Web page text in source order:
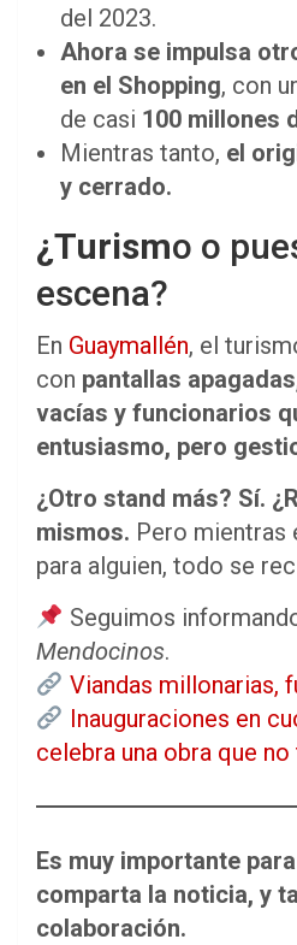
del 2023.
Ahora se impulsa
en el Shopping, con
de casi 100 millones
Mientras tanto, el
y cerrado.
¿Turismo o
escena?
En Guaymallén, el
con pantallas
vacías y funcionarios
entusiasmo, pero
¿Otro stand más? Sí.
mismos. Pero mientras
para alguien, todo se
Seguimos
Mendocinos.
Viandas millonarias,
Inauguraciones en
celebra una obra que
Es muy importante
comparta la noticia, y
colaboración.